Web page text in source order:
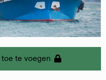
te voegen